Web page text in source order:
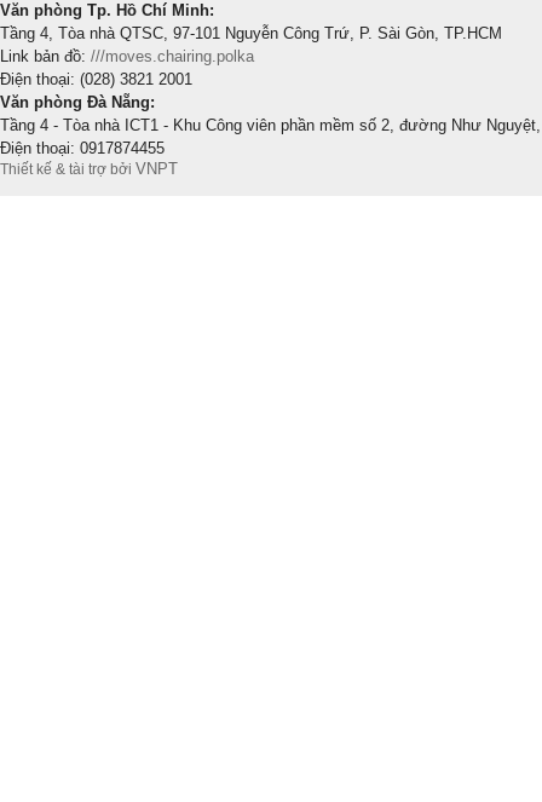
Văn phòng Tp. Hồ Chí Minh:
Tầng 4, Tòa nhà QTSC, 97-101 Nguyễn Công Trứ, P. Sài Gòn, TP.HCM
Link bản đồ: ///moves.chairing.polka
Điện thoại: (028) 3821 2001
Văn phòng Đà Nẵng:
Tầng 4 - Tòa nhà ICT1 - Khu Công viên phần mềm số 2, đường Như
Điện thoại: 0917874455
Thiết kế & tài trợ bởi VNPT